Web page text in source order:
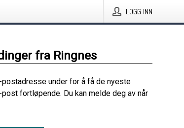
LOGG INN
fra Ringnes
under for å få de nyeste
fortløpende. Du kan melde deg av når